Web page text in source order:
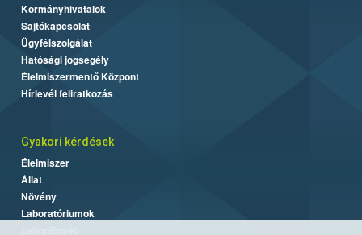
Kormányhivatalok
Sajtókapcsolat
Ügyfélszolgálat
Hatósági jogsegély
Élelmiszermentő Központ
Hírlevél feliratkozás
Gyakori kérdések
Élelmiszer
Állat
Növény
Laboratóriumok